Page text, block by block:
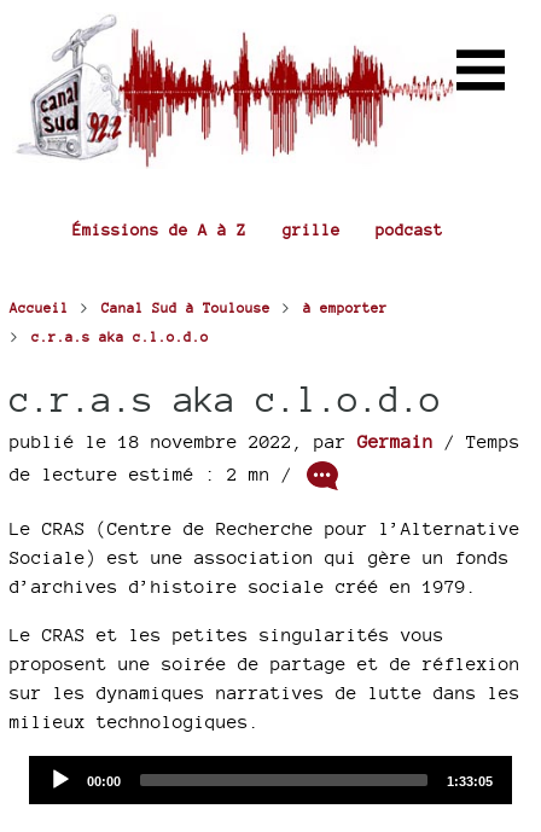
Émissions de A à Z grille podcast
Accueil > Canal Sud à Toulouse > à emporter
> c.r.a.s aka c.l.o.d.o
c.r.a.s aka c.l.o.d.o
publié le 18 novembre 2022 parGermain / Temps
de lecture estimé : 2 mn /
Le CRAS (Centre de Recherche pour l’Alternative
Sociale) est une association qui gère un fonds
d’archives d’histoire sociale créé en 1979.
Le CRAS et les petites singularités vous
proposent une soirée de partage et de réflexion
sur les dynamiques narratives de lutte dans les
milieux technologiques.
Current
00:00
Total
1:33:05